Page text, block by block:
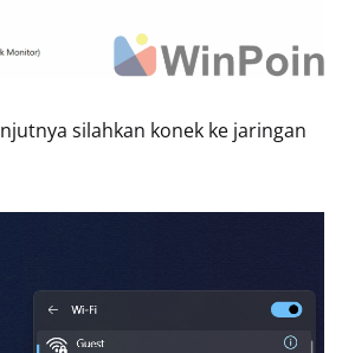
silahkan konek ke jaringan